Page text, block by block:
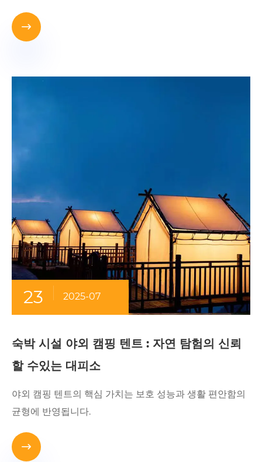

23 2025-07
숙박 시설 야외 캠핑 텐트 : 자연 탐험의 신뢰
할 수있는 대피소
야외 캠핑 텐트의 핵심 가치는 보호 성능과 생활 편안함의
균형에 반영됩니다.
